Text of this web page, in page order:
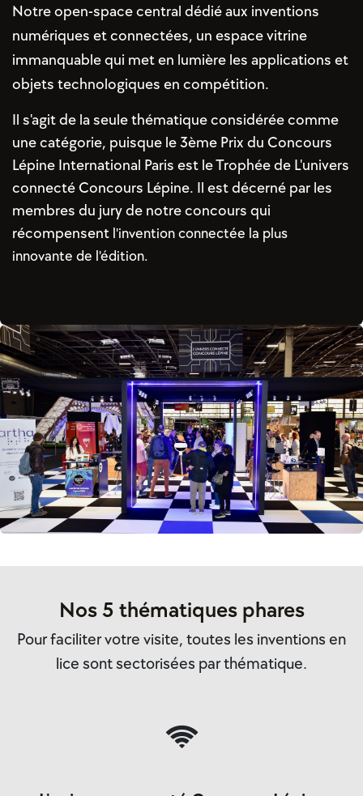
Notre open-space central dédié aux inventions
numériques et connectées, un espace vitrine
immanquable qui met en lumière les applications et
objets technologiques en compétition.
Il s'agit de la seule thématique considérée comme
une catégorie, puisque le 3ème Prix du Concours
Lépine International Paris est le Trophée de L'univers
connecté Concours Lépine. Il est décerné par les
membres du jury de notre concours qui
récompensent l'invention connectée la plus
innovante de l'édition.
Nos 5 thématiques phares
Pour faciliter votre visite, toutes les inventions en
lice sont sectorisées par thématique.